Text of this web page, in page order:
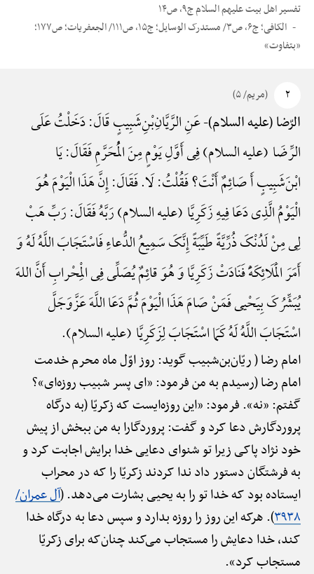
تفسیر اهل بیت علیهم السلام ج۹، ص۱۴
الکافی؛ ج۶، ص۳/ مستدرک الوسایل؛ ج۱۵، ص۱۱۱/ الجعفریات؛ ص۱۷۷؛
«بتفاوت»
۲ (مریم/ ۵)
الرّضا (علیه السلام)-عَنِ الرَّیَّانِ‌بْنِ‌شَبِیبٍ قَالَ: دَخَلْتُ عَلَی
الرِّضَا (علیه السلام) فِی أَوَّلِ یَوْمٍ مِنَ الْمُحَرَّمِ فَقَالَ: یَا
ابْنَ‌شَبِیبٍ أَ صَائِمٌ أَنْتَ؟ فَقُلْتُ: لَا. فَقَالَ: إِنَّ هَذَا الْیَوْمَ هُوَ
الْیَوْمُ الَّذِی دَعَا فِیهِ زَکَرِیَّا (علیه السلام) رَبَّهُ فَقَالَ: رَبِّ هَبْ
لِی مِنْ لَدُنْکَ ذُرِّیَّةً طَیِّبَةً إِنَّکَ سَمِیعُ الدُّعاءِ فَاسْتَجَابَ اللَّهُ لَهُ وَ
أَمَرَ الْمَلَائِکَهًَْ فَنَادَتْ زَکَرِیَّا وَ هُوَ قائِمٌ یُصَلِّی فِی الْمِحْرابِ أَنَّ اللهَ
یُبَشِّرُکَ بِیَحْیی فَمَنْ صَامَ هَذَا الْیَوْمَ ثُمَّ دَعَا اللَّهَ عَزَّ‌وَ‌جَلَّ
اسْتَجَابَ اللَّهُ لَهُ کَمَا اسْتَجَابَ لِزَکَرِیَّا (علیه السلام).
امام رضا ( ریّان‌بن‌شبیب گوید: روز اوّل ماه محرم خدمت
امام رضا (رسیدم به من فرمود: «ای پسر شبیب روزه‌ای»؟
گفتم: «نه». فرمود: «این روزه‌ایست که زکریّا (به درگاه
پروردگارش دعا کرد و گفت: پروردگارا به من ببخش از پیش
خود نژاد پاکی زیرا تو شنوای دعایی خدا برایش اجابت کرد و
به فرشتگان دستور داد ندا کردند زکریّا را که در محراب
ایستاده بود که خدا تو را به یحیی بشارت می‌دهد. (آل عمران/
۳۹۳۸). هرکه این روز را روزه بدارد و سپس دعا به درگاه خدا
کند، خدا دعایش را مستجاب می‌کند چنان‌که برای زکریّا
مستجاب کرد».